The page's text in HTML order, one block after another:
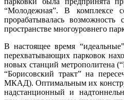
“Молодежная”. В комплексе
прорабатывалась возможность
пространстве многоуровнего
В настоящее время
перехватывающих парковок
новых станций метрополитена
“Борисовский тракт” на
МКАД). Оптимальным их
надстанционный и